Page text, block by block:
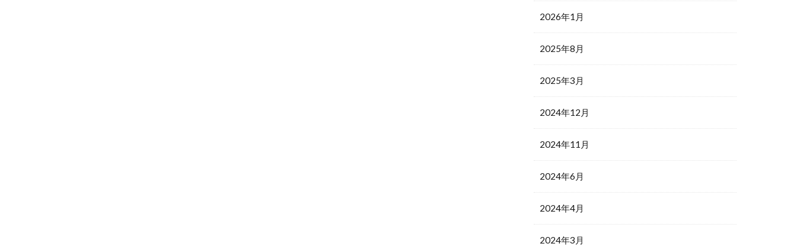
2026年1月
2025年8月
2025年3月
2024年12月
2024年11月
2024年6月
2024年4月
2024年3月